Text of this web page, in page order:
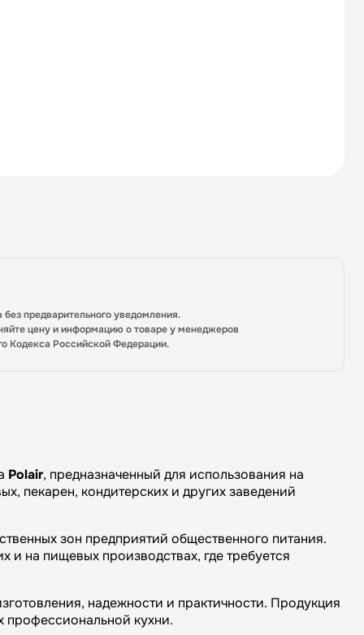
предварительного уведомления.
цену и информацию о товаре у менеджеров
Кодекса Российской Федерации.
Polair, предназначенный для использования на
пекарен, кондитерских и других заведений
зон предприятий общественного питания.
и на пищевых производствах, где требуется
надежности и практичности. Продукция
профессиональной кухни.